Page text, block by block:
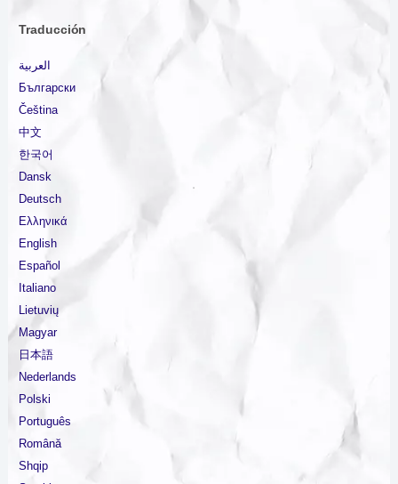
Traducción
العربية
Български
Čeština
中文
한국어
Dansk
Deutsch
Ελληνικά
English
Español
Italiano
Lietuvių
Magyar
日本語
Nederlands
Polski
Português
Română
Shqip